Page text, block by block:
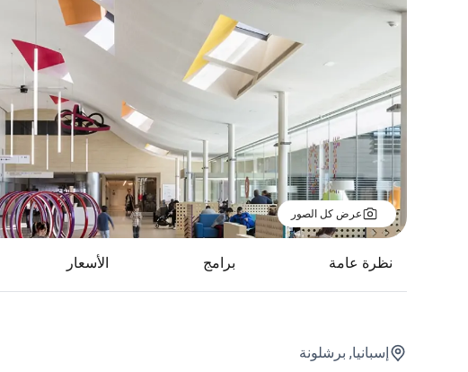
عرض كل الصور
نظرة عامة برامج الأسعار
إسبانيا, برشلونة